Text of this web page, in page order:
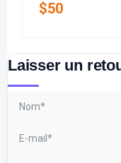
$50
Laisser un